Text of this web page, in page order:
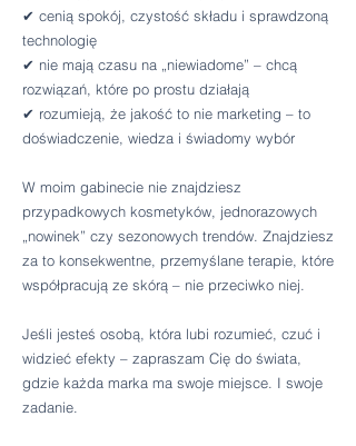
✔ cenią spokój, czystość składu i sprawdzoną
technologię
✔ nie mają czasu na „niewiadome” – chcą
rozwiązań, które po prostu działają
✔ rozumieją, że jakość to nie marketing – to
doświadczenie, wiedza i świadomy wybór
W moim gabinecie nie znajdziesz
przypadkowych kosmetyków, jednorazowych
„nowinek” czy sezonowych trendów. Znajdziesz
za to konsekwentne, przemyślane terapie, które
współpracują ze skórą – nie przeciwko niej.
Jeśli jesteś osobą, która lubi rozumieć, czuć i
widzieć efekty – zapraszam Cię do świata,
gdzie każda marka ma swoje miejsce. I swoje
zadanie.